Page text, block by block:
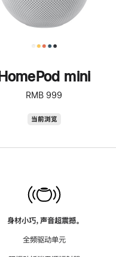
HomePod mini
RMB 999
当前浏览
身材小巧，声音超震撼。
全频驱动单元